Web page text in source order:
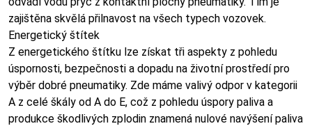
zajištěna skvělá přilnavost na všech typech vozovek.
Energetický štítek
Z energetického štítku lze získat tři aspekty z pohledu
úspornosti, bezpečnosti a dopadu na životní prostředí pro
výběr dobré pneumatiky. Zde máme valivý odpor v kategorii
A z celé škály od A do E, což z pohledu úspory paliva a
produkce škodlivých zplodin znamená nulové navýšení paliva